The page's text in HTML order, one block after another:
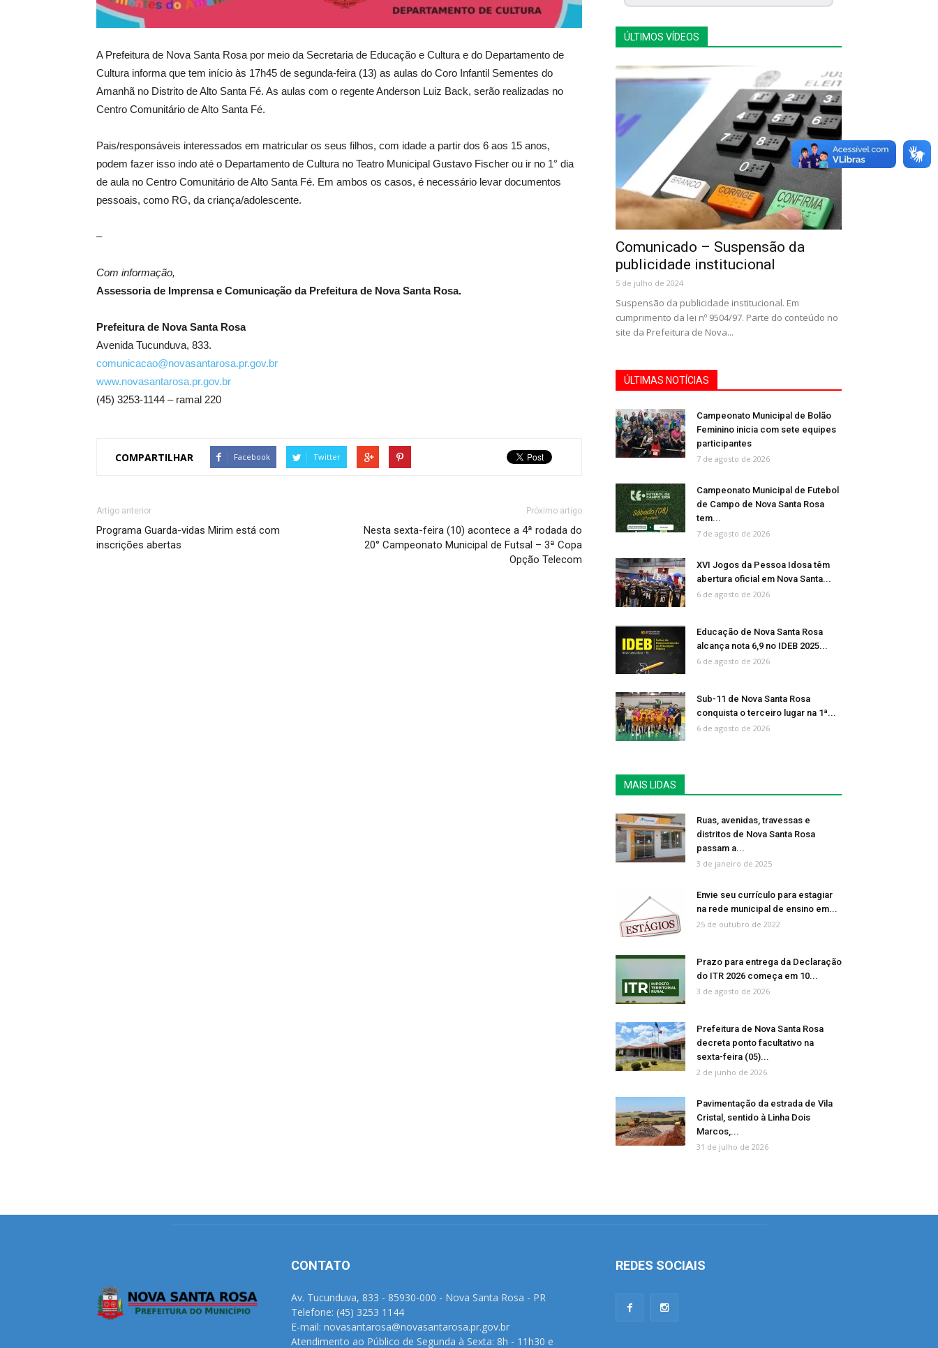
A Prefeitura de Nova Santa Rosa por meio da Secretaria de Educação e Cultura e do Departamento de
Cultura informa que tem início às 17h45 de segunda-feira (13) as aulas do Coro Infantil Sementes do
Amanhã no Distrito de Alto Santa Fé. As aulas com o regente Anderson Luiz Back, serão realizadas no
Centro Comunitário de Alto Santa Fé.
Pais/responsáveis interessados em matricular os seus filhos, com idade a partir dos 6 aos 15 anos,
podem fazer isso indo até o Departamento de Cultura no Teatro Municipal Gustavo Fischer ou ir no 1° dia
de aula no Centro Comunitário de Alto Santa Fé. Em ambos os casos, é necessário levar documentos
pessoais, como RG, da criança/adolescente.
–
Com informação,
Assessoria de Imprensa e Comunicação da Prefeitura de Nova Santa Rosa.
Prefeitura de Nova Santa Rosa
Avenida Tucunduva, 833.
comunicacao@novasantarosa.pr.gov.br
www.novasantarosa.pr.gov.br
(45) 3253-1144 – ramal 220
COMPARTILHAR Facebook Twitter
Artigo anterior
Programa Guarda-vidas Mirim está com
inscrições abertas
Próximo artigo
Nesta sexta-feira (10) acontece a 4ª rodada do
20° Campeonato Municipal de Futsal – 3ª Copa
Opção Telecom
ÚLTIMOS VÍDEOS
Comunicado – Suspensão da
publicidade institucional
5 de julho de 2024
Suspensão da publicidade institucional. Em
cumprimento da lei nº 9504/97. Parte do conteúdo no
site da Prefeitura de Nova...
ÚLTIMAS NOTÍCIAS
Campeonato Municipal de Bolão
Feminino inicia com sete equipes
participantes
7 de agosto de 2026
Campeonato Municipal de Futebol
de Campo de Nova Santa Rosa
tem...
7 de agosto de 2026
XVI Jogos da Pessoa Idosa têm
abertura oficial em Nova Santa...
6 de agosto de 2026
Educação de Nova Santa Rosa
alcança nota 6,9 no IDEB 2025...
6 de agosto de 2026
Sub-11 de Nova Santa Rosa
conquista o terceiro lugar na 1ª...
6 de agosto de 2026
MAIS LIDAS
Ruas, avenidas, travessas e
distritos de Nova Santa Rosa
passam a...
3 de janeiro de 2025
Envie seu currículo para estagiar
na rede municipal de ensino em...
25 de outubro de 2022
Prazo para entrega da Declaração
do ITR 2026 começa em 10...
3 de agosto de 2026
Prefeitura de Nova Santa Rosa
decreta ponto facultativo na
sexta-feira (05)...
2 de junho de 2026
Pavimentação da estrada de Vila
Cristal, sentido à Linha Dois
Marcos,...
31 de julho de 2026
CONTATO
Av. Tucunduva, 833 - 85930-000 - Nova Santa Rosa - PR
Telefone: (45) 3253 1144
E-mail: novasantarosa@novasantarosa.pr.gov.br
Atendimento ao Público de Segunda à Sexta: 8h - 11h30 e
REDES SOCIAIS